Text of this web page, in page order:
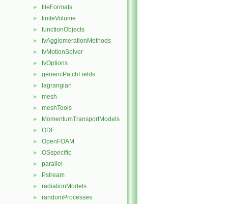
► fileFormats
► finiteVolume
► functionObjects
► fvAgglomerationMethods
► fvMotionSolver
► fvOptions
► genericPatchFields
► lagrangian
► mesh
► meshTools
► MomentumTransportModels
► ODE
► OpenFOAM
► OSspecific
► parallel
► Pstream
► radiationModels
► randomProcesses